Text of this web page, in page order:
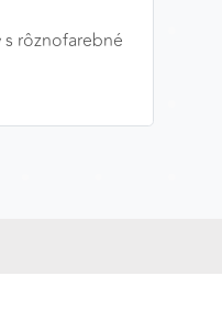
s rôznofarebné